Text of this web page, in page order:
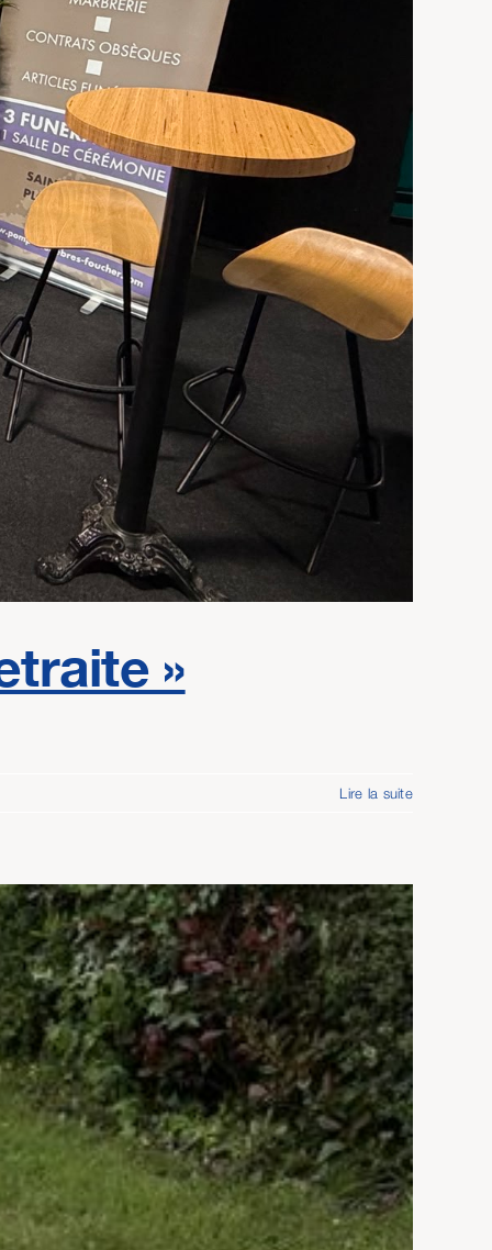
»
Lire la suite